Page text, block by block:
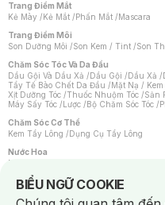
Trang Điểm Mắt
Kẻ Mày /Kẻ Mắt /Phấn Mắt /Mascara
Trang Điểm Môi
Son Dưỡng Môi /Son Kem / Tint /Son
Chăm Sóc Tóc Và Da Đầu
Dầu Gội Và Dầu Xả /Dầu Gội /Dầu Xả /
Tẩy Tế Bào Chết Da Đầu /Mặt Nạ / Kem
Xịt Dưỡng Tóc /Thuốc Nhuộm Tóc /Sản
Máy Sấy Tóc /Lược /Bộ Chăm Sóc Tóc /
Chăm Sóc Cơ Thể
Kem Tẩy Lông /Dụng Cụ Tẩy Lông
Nước Hoa
Nước Hoa Nữ
Chăm Sóc Cá Nhân
Chống Muỗi /Khẩu Trang /Máy
BIỂU NGỮ COOKIE
Notice about cookies usage